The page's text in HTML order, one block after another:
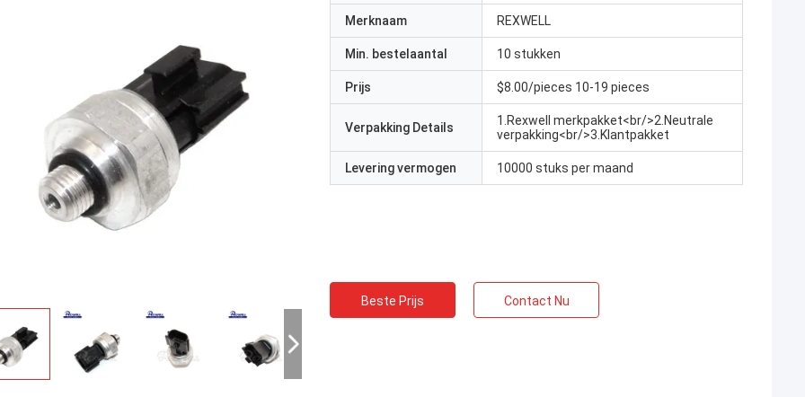
Merknaam REXWELL
Min. bestelaantal 10 stukken
Prijs $8.00/pieces 10-19 pieces
Verpakking Details
1.Rexwell merkpakket<br/>2.Neutrale
verpakking<br/>3.Klantpakket
Levering vermogen 10000 stuks per maand
Beste Prijs Contact Nu